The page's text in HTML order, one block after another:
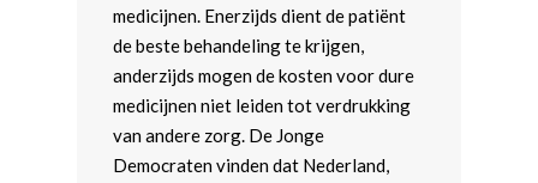
medicijnen. Enerzijds dient de patiënt
de beste behandeling te krijgen,
anderzijds mogen de kosten voor dure
medicijnen niet leiden tot verdrukking
van andere zorg. De Jonge
Democraten vinden dat Nederland,